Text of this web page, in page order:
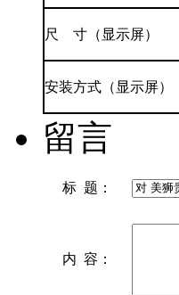
尺 寸（显示屏）
安装方式（显示屏）
留言
标 题：
内 容：